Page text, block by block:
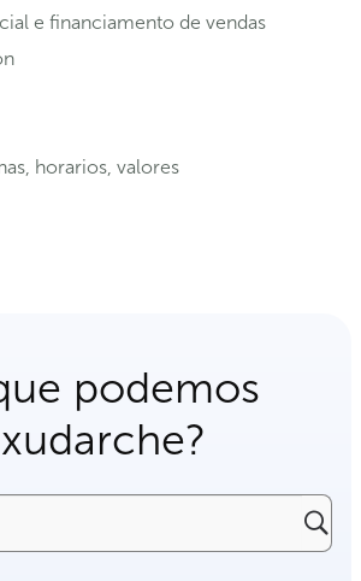
e financiamento de vendas
horarios, valores
podemos